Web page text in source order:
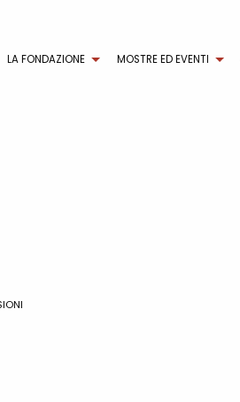
LA FONDAZIONE MOSTRE ED EVENTI